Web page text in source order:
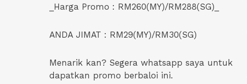
_Harga Promo : RM260(MY)/RM288(SG)_
ANDA JIMAT : RM29(MY)/RM30(SG)
Menarik kan? Segera whatsapp saya untuk
dapatkan promo berbaloi ini.